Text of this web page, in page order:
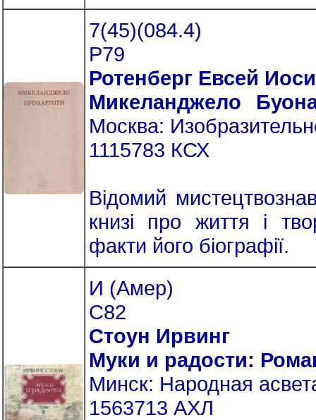
7(45)(084.4)
Р79
Ротенберг Евсей
Микеланджело
Москва:
1115783 КСХ
Відомий
книзі про життя і
факти його біографії.
И (Амер)
С82
Стоун Ирвинг
Муки и радости:
Минск: Народная
1563713 АХЛ